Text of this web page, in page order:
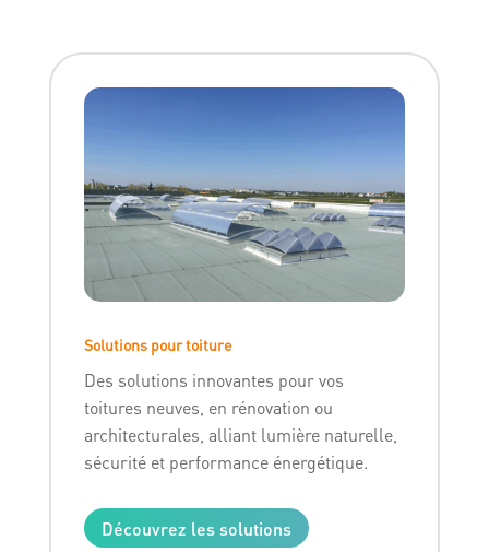
Solutions pour toiture
Des solutions innovantes pour vos
toitures neuves, en rénovation ou
architecturales, alliant lumière naturelle,
sécurité et performance énergétique.
Découvrez les solutions